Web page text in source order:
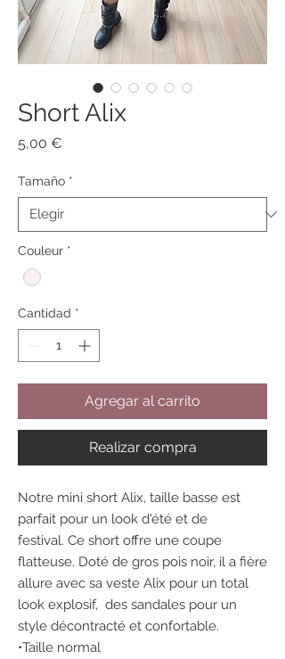
Short Alix
5,00 €
Tamaño *
Couleur *
Cantidad *
Agregar al carrito
Realizar compra
Notre mini short Alix, taille basse est
parfait pour un look d'été et de
festival. Ce short offre une coupe
flatteuse. Doté de gros pois noir, il a fière
allure avec sa veste Alix pour un total
look explosif, des sandales pour un
style décontracté et confortable.
•Taille normal